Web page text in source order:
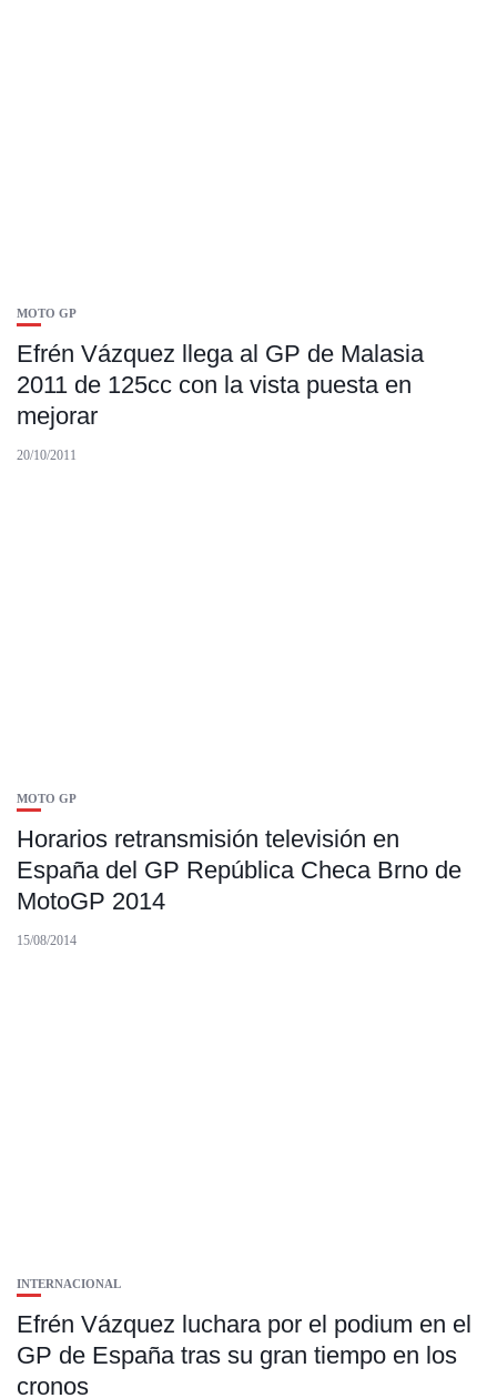
MOTO GP
Efrén Vázquez llega al GP de Malasia
2011 de 125cc con la vista puesta en
mejorar
20/10/2011
MOTO GP
Horarios retransmisión televisión en
España del GP República Checa Brno de
MotoGP 2014
15/08/2014
INTERNACIONAL
Efrén Vázquez luchara por el podium en el
GP de España tras su gran tiempo en los
cronos